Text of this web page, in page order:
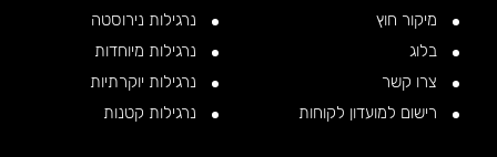
מיקור חוץ
בלוג
צרו קשר
רישום למועדון לקוחות
נרגילות נירוסטה
נרגילות מיוחדות
נרגילות יוקרתיות
נרגילות קטנות